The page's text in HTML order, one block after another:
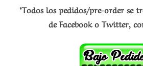
*Todos los pedidos/pre-order se
de Facebook o Twitter,